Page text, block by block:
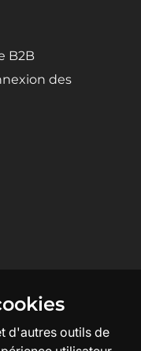
B2B
des
d'autres outils de